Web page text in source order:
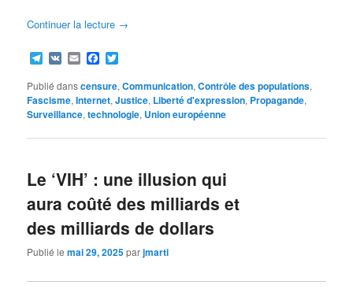
Continuer la lecture →
Telegram
VK EmailFacebook
Publié danscensure,Communication,Contrôle des populations,
Fascisme,Internet,Justice, Liberté d'expression, Propagande,
Surveillance,technologie, Union européenne
Le ‘VIH’ : une illusion qui
aura coûté des milliards et
des milliards de dollars
Publié lemai 29, 2025parjmarti